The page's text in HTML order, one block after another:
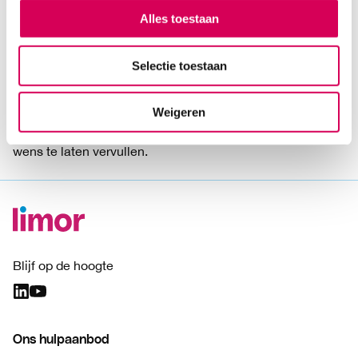
Alles toestaan
Selectie toestaan
Weigeren
bankrekening NL 92 ABNA 0538 2092 24 ten name van
het LIMORfonds. Alvast hartelijk bedankt voor je steun!
Wensenboom
Het LIMORfonds draagt bij aan de
initiatief speciaal voor cliënten om een (langgekoesterde)
wens te laten vervullen.
Blijf op de hoogte
Ons hulpaanbod